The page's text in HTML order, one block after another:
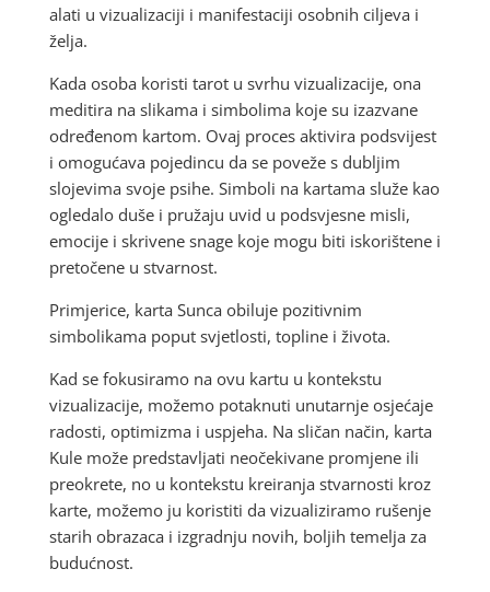
alati u vizualizaciji i manifestaciji osobnih ciljeva i
želja.
Kada osoba koristi tarot u svrhu vizualizacije, ona
meditira na slikama i simbolima koje su izazvane
određenom kartom. Ovaj proces aktivira podsvijest
i omogućava pojedincu da se poveže s dubljim
slojevima svoje psihe. Simboli na kartama služe kao
ogledalo duše i pružaju uvid u podsvjesne misli,
emocije i skrivene snage koje mogu biti iskorištene i
pretočene u stvarnost.
Primjerice, karta Sunca obiluje pozitivnim
simbolikama poput svjetlosti, topline i života.
Kad se fokusiramo na ovu kartu u kontekstu
vizualizacije, možemo potaknuti unutarnje osjećaje
radosti, optimizma i uspjeha. Na sličan način, karta
Kule može predstavljati neočekivane promjene ili
preokrete, no u kontekstu kreiranja stvarnosti kroz
karte, možemo ju koristiti da vizualiziramo rušenje
starih obrazaca i izgradnju novih, boljih temelja za
budućnost.